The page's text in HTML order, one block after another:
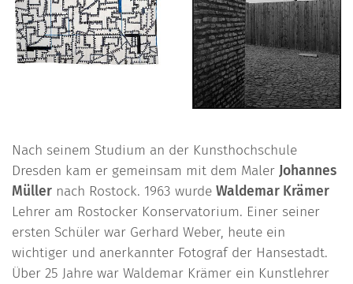
Nach seinem Studium an der Kunsthochschule
Dresden kam er gemeinsam mit dem Maler Johannes
Müller nach Rostock. 1963 wurde Waldemar Krämer
Lehrer am Rostocker Konservatorium. Einer seiner
ersten Schüler war Gerhard Weber, heute ein
wichtiger und anerkannter Fotograf der Hansestadt.
Über 25 Jahre war Waldemar Krämer ein Kunstlehrer